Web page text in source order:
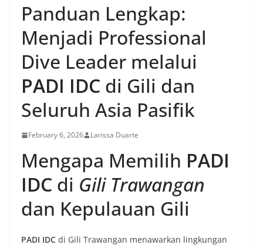
Panduan Lengkap:
Menjadi Professional
Dive Leader melalui
PADI IDC di Gili dan
Seluruh Asia Pasifik
February 6, 2026 Larissa Duarte
Mengapa Memilih PADI
IDC di Gili Trawangan
dan Kepulauan Gili
PADI IDC di Gili Trawangan menawarkan lingkungan